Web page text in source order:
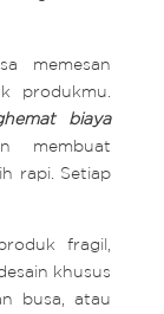
memesan
produkmu.
biaya
membuat
rapi. Setiap
fragil,
khusus
busa, atau